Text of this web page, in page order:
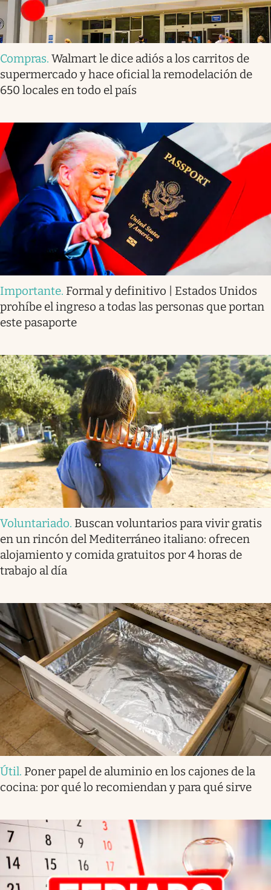
Compras. Walmart le dice adiós a los carritos de
supermercado y hace oficial la remodelación de
650 locales en todo el país
Importante. Formal y definitivo | Estados Unidos
prohíbe el ingreso a todas las personas que portan
este pasaporte
Voluntariado. Buscan voluntarios para vivir gratis
en un rincón del Mediterráneo italiano: ofrecen
alojamiento y comida gratuitos por 4 horas de
trabajo al día
Útil. Poner papel de aluminio en los cajones de la
cocina: por qué lo recomiendan y para qué sirve